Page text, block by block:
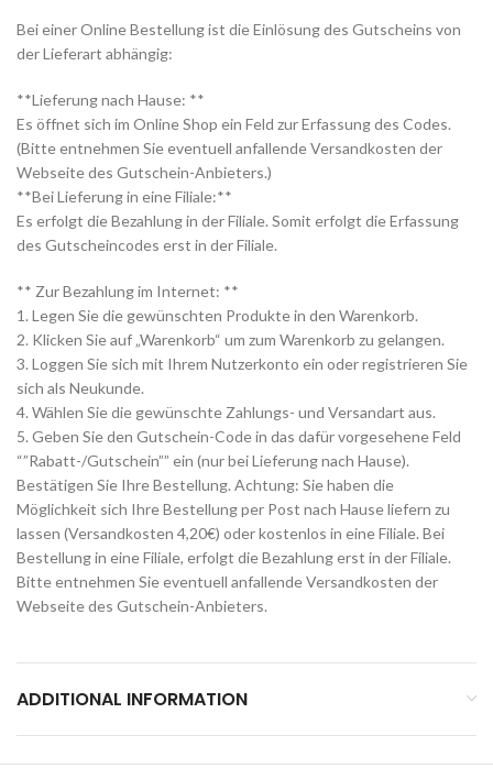
Bei einer Online Bestellung ist die Einlösung des Gutscheins von
der Lieferart abhängig:
**Lieferung nach Hause: **
Es öffnet sich im Online Shop ein Feld zur Erfassung des Codes.
(Bitte entnehmen Sie eventuell anfallende Versandkosten der
Webseite des Gutschein-Anbieters.)
**Bei Lieferung in eine Filiale:**
Es erfolgt die Bezahlung in der Filiale. Somit erfolgt die Erfassung
des Gutscheincodes erst in der Filiale.
** Zur Bezahlung im Internet: **
1. Legen Sie die gewünschten Produkte in den Warenkorb.
2. Klicken Sie auf „Warenkorb“ um zum Warenkorb zu gelangen.
3. Loggen Sie sich mit Ihrem Nutzerkonto ein oder registrieren Sie
sich als Neukunde.
4. Wählen Sie die gewünschte Zahlungs- und Versandart aus.
5. Geben Sie den Gutschein-Code in das dafür vorgesehene Feld
“”Rabatt-/Gutschein”” ein (nur bei Lieferung nach Hause).
Bestätigen Sie Ihre Bestellung. Achtung: Sie haben die
Möglichkeit sich Ihre Bestellung per Post nach Hause liefern zu
lassen (Versandkosten 4,20€) oder kostenlos in eine Filiale. Bei
Bestellung in eine Filiale, erfolgt die Bezahlung erst in der Filiale.
Bitte entnehmen Sie eventuell anfallende Versandkosten der
Webseite des Gutschein-Anbieters.
ADDITIONAL INFORMATION